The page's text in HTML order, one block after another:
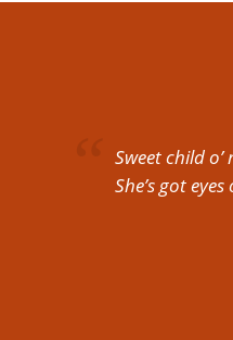
Sweet child o’
She’s got